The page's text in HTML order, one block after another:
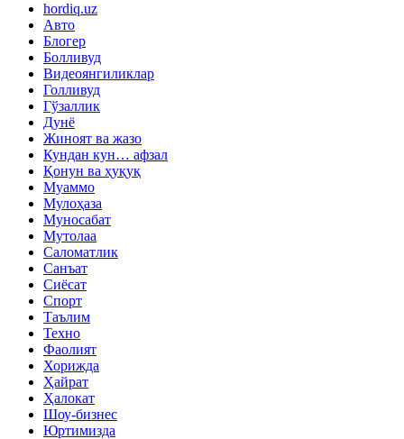
hordiq.uz
Авто
Блогер
Болливуд
Видеоянгиликлар
Голливуд
Гўзаллик
Дунё
Жиноят ва жазо
Кундан кун… афзал
Қонун ва ҳуқуқ
Муаммо
Мулоҳаза
Муносабат
Мутолаа
Саломатлик
Санъат
Сиёсат
Спорт
Таълим
Техно
Фаолият
Хорижда
Ҳайрат
Ҳалокат
Шоу-бизнес
Юртимизда